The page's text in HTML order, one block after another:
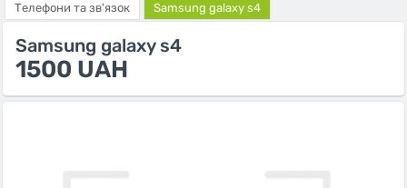
Телефони та зв'язок
Samsung galaxy s4
Samsung galaxy s4
1500 UAH